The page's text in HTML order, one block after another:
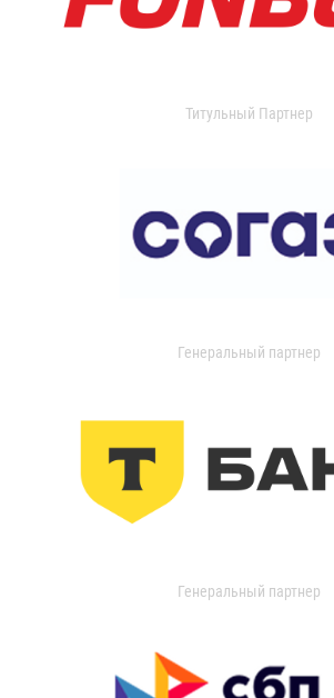
Титульный Партнер
Генеральный партнер
Генеральный партнер